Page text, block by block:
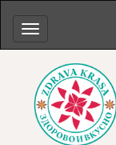
Toggle
navigation